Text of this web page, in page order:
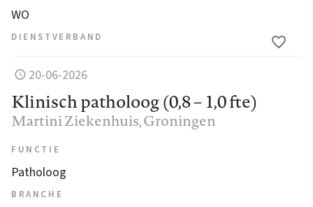
WO
DIENSTVERBAND
20-06-2026
Klinisch patholoog (0,8 – 1,0 fte)
Martini Ziekenhuis, Groningen
FUNCTIE
Patholoog
BRANCHE